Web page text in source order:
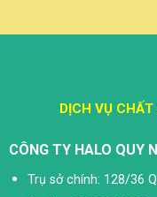
DỊCH VỤ
CÔNG TY HALO QUY
Trụ sở chính: 128/36